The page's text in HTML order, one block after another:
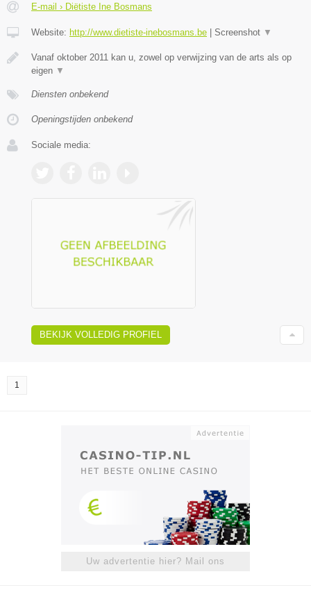
E-mail › Diëtiste Ine Bosmans
Website: http://www.dietiste-inebosmans.be Screenshot ▼
Vanaf oktober 2011 kan u, zowel op verwijzing van de arts als op
eigen ▼
Diensten onbekend
Openingstijden onbekend
Sociale media:
BEKIJK VOLLEDIG PROFIEL
1
Uw advertentie hier? Mail ons